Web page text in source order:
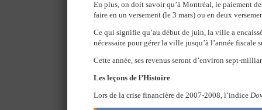
En plus, on doit savoir qu’à Montréal, le paiement
faire en un versement (le 3 mars) ou en deux
Ce qui signifie qu’au début de juin, la ville a
nécessaire pour gérer la ville jusqu’à l’année fiscale
Cette année, ses revenus seront d’environ sept-
Les leçons de l’Histoire
Lors de la crise financière de 2007-2008, l’indice